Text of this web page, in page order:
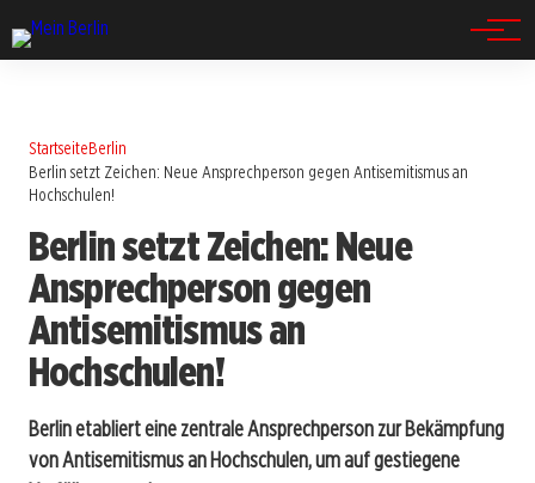
StartseiteBerlin
Berlin setzt Zeichen: Neue Ansprechperson gegen Antisemitismus an
Hochschulen!
Berlin setzt Zeichen: Neue
Ansprechperson gegen
Antisemitismus an
Hochschulen!
Berlin etabliert eine zentrale Ansprechperson zur Bekämpfung
von Antisemitismus an Hochschulen, um auf gestiegene